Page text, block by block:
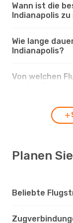
Wann ist die
Indianapolis zu
Wie lange
Indianapolis?
Von welchen
Planen
Beliebte